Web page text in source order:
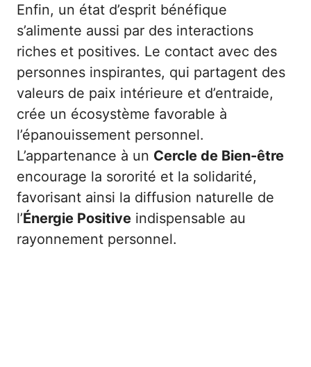
Enfin, un état d’esprit bénéfique
s’alimente aussi par des interactions
riches et positives. Le contact avec des
personnes inspirantes, qui partagent des
valeurs de paix intérieure et d’entraide,
crée un écosystème favorable à
l’épanouissement personnel.
L’appartenance à un Cercle de Bien-être
encourage la sororité et la solidarité,
favorisant ainsi la diffusion naturelle de
l’Énergie Positive indispensable au
rayonnement personnel.